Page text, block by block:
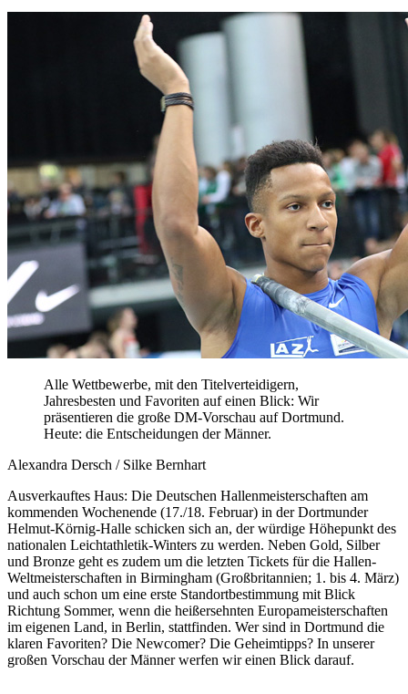
Alle Wettbewerbe, mit den Titelverteidigern,
Jahresbesten und Favoriten auf einen Blick: Wir
präsentieren die große DM-Vorschau auf Dortmund.
Heute: die Entscheidungen der Männer.
Alexandra Dersch / Silke Bernhart
Ausverkauftes Haus: Die Deutschen Hallenmeisterschaften am
kommenden Wochenende (17./18. Februar) in der Dortmunder
Helmut-Körnig-Halle schicken sich an, der würdige Höhepunkt des
nationalen Leichtathletik-Winters zu werden. Neben Gold, Silber
und Bronze geht es zudem um die letzten Tickets für die Hallen-
Weltmeisterschaften in Birmingham (Großbritannien; 1. bis 4. März)
und auch schon um eine erste Standortbestimmung mit Blick
Richtung Sommer, wenn die heißersehnten Europameisterschaften
im eigenen Land, in Berlin, stattfinden. Wer sind in Dortmund die
klaren Favoriten? Die Newcomer? Die Geheimtipps? In unserer
großen Vorschau der Männer werfen wir einen Blick darauf.